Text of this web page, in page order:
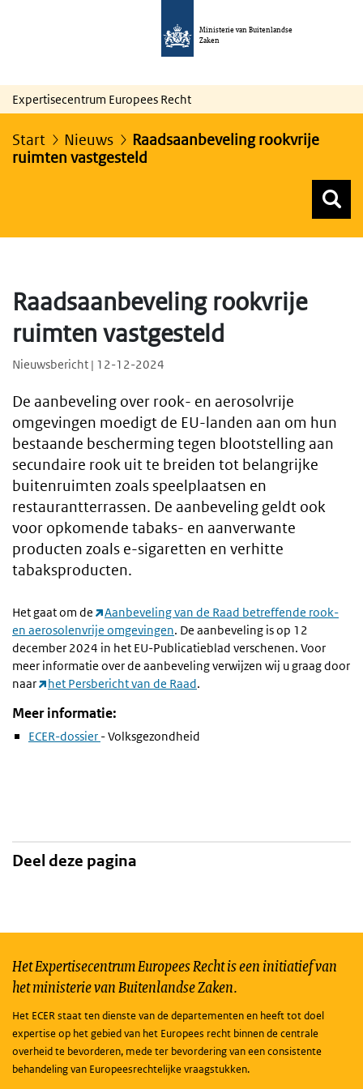
Ministerie van Buitenlandse
Zaken
Expertisecentrum Europees Recht
Start Nieuws
Raadsaanbeveling rookvrije
ruimten vastgesteld
Raadsaanbeveling rookvrije
ruimten vastgesteld
Nieuwsbericht | 12-12-2024
De aanbeveling over rook- en aerosolvrije
omgevingen moedigt de EU-landen aan om hun
bestaande bescherming tegen blootstelling aan
secundaire rook uit te breiden tot belangrijke
buitenruimten zoals speelplaatsen en
restaurantterrassen. De aanbeveling geldt ook
voor opkomende tabaks- en aanverwante
producten zoals e-sigaretten en verhitte
tabaksproducten.
Het gaat om de
Aanbeveling van de Raad betreffende rook-
en aerosolenvrije omgevingen. De aanbeveling is op 12
december 2024 in het EU-Publicatieblad verschenen. Voor
meer informatie over de aanbeveling verwijzen wij u graag door
naar
het Persbericht van de Raad.
Meer informatie:
ECER-dossier - Volksgezondheid
Deel deze pagina
Het Expertisecentrum Europees Recht is een initiatief van
het ministerie van Buitenlandse Zaken.
Het ECER staat ten dienste van de departementen en heeft tot doel
expertise op het gebied van het Europees recht binnen de centrale
overheid te bevorderen, mede ter bevordering van een consistente
behandeling van Europeesrechtelijke vraagstukken.